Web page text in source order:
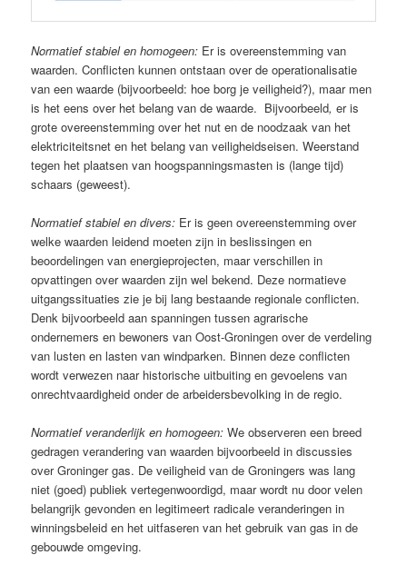
Normatief stabiel en homogeen: Er is overeenstemming van
waarden. Conflicten kunnen ontstaan over de operationalisatie
van een waarde (bijvoorbeeld: hoe borg je veiligheid?), maar men
is het eens over het belang van de waarde. Bijvoorbeeld,er is
grote overeenstemming over het nut en de noodzaak van het
elektriciteitsnet en het belang van veiligheidseisen. Weerstand
tegen het plaatsen van hoogspanningsmasten is (lange tijd)
schaars (geweest).
Normatief stabiel en divers: Er is geen overeenstemming over
welke waarden leidend moeten zijn in beslissingen en
beoordelingen van energieprojecten, maar verschillen in
opvattingen over waarden zijn wel bekend. Deze normatieve
uitgangssituaties zie je bij lang bestaande regionale conflicten.
Denk bijvoorbeeld aan spanningen tussen agrarische
ondernemers en bewoners van Oost-Groningen over de verdeling
van lusten en lasten van windparken. Binnen deze conflicten
wordt verwezen naar historische uitbuiting en gevoelens van
onrechtvaardigheid onder de arbeidersbevolking in de regio.
Normatief veranderlijk en homogeen:We observeren een breed
gedragen verandering van waarden bijvoorbeeld in discussies
over Groninger gas. De veiligheid van de Groningers was lang
niet (goed) publiek vertegenwoordigd, maar wordt nu door velen
belangrijk gevonden en legitimeert radicale veranderingen in
winningsbeleid en het uitfaseren van het gebruik van gas in de
gebouwde omgeving.